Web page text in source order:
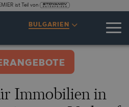
ist Teil von
BULGARIEN
Immobilien in